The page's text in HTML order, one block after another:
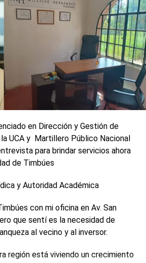
nuevas dosis, cómo sigue la
en Santa Fe
hace patria vacunando a más
en Dirección y Gestión de
UCA y Martillero Público Nacional
para brindar servicios ahora
de Timbúes
y Autoridad Académica
con mi oficina en Av. San
que sentí es la necesidad de
al vecino y al inversor.
región está viviendo un crecimiento